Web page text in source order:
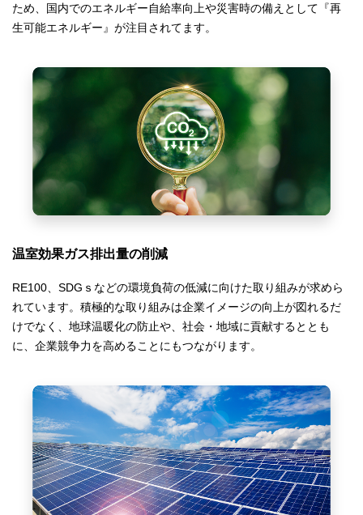
ため、国内でのエネルギー自給率向上や災害時の備えとして『再
生可能エネルギー』が注目されてます。
温室効果ガス排出量の削減
RE100、SDGｓなどの環境負荷の低減に向けた取り組みが求めら
れています。積極的な取り組みは企業イメージの向上が図れるだ
けでなく、地球温暖化の防止や、社会・地域に貢献するととも
に、企業競争力を高めることにもつながります。